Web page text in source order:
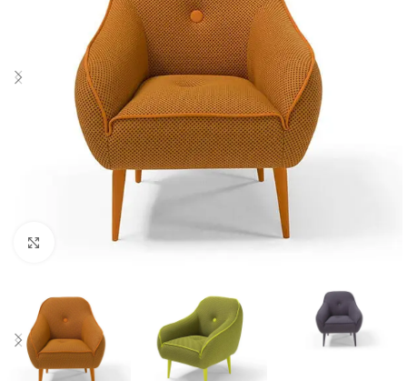
Click to enlarge